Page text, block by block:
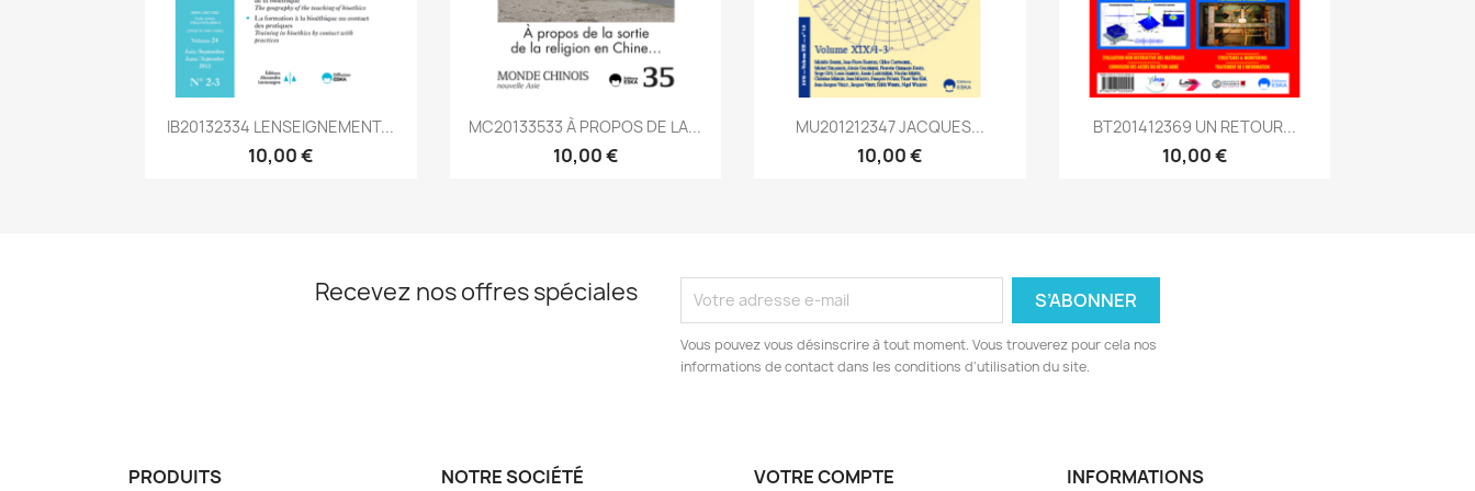
Aperçu rapide
IB20132334 LENSEIGNEMENT...
10,00 €
Aperçu rapide
MC20133533 À PROPOS DE LA...
10,00 €
Aperçu rapide
MU201212347 JACQUES...
10,00 €
Aperçu rapide
BT201412369 UN RETOUR...
10,00 €
Recevez nos offres spéciales
Vous pouvez vous désinscrire à tout moment. Vous trouverez pour cela nos
informations de contact dans les conditions d'utilisation du site.
PRODUITS NOTRE SOCIÉTÉ VOTRE COMPTE INFORMATIONS